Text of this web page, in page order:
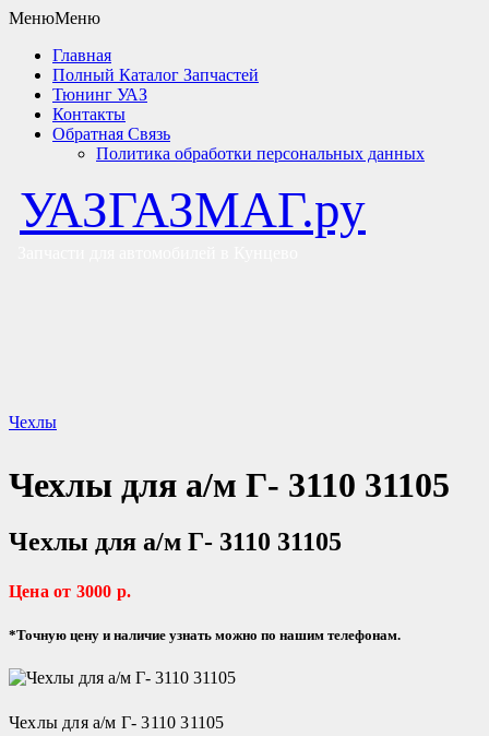
МенюМеню
Главная
Полный Каталог Запчастей
Тюнинг УАЗ
Контакты
Обратная Связь
Политика обработки персональных данных
УАЗГАЗМАГ.ру
Чехлы
Чехлы для а/м Г- 3110 31105
Чехлы для а/м Г- 3110 31105
Цена от 3000 р.
*Точную цену и наличие узнать можно по нашим телефонам.
Чехлы для а/м Г- 3110 31105